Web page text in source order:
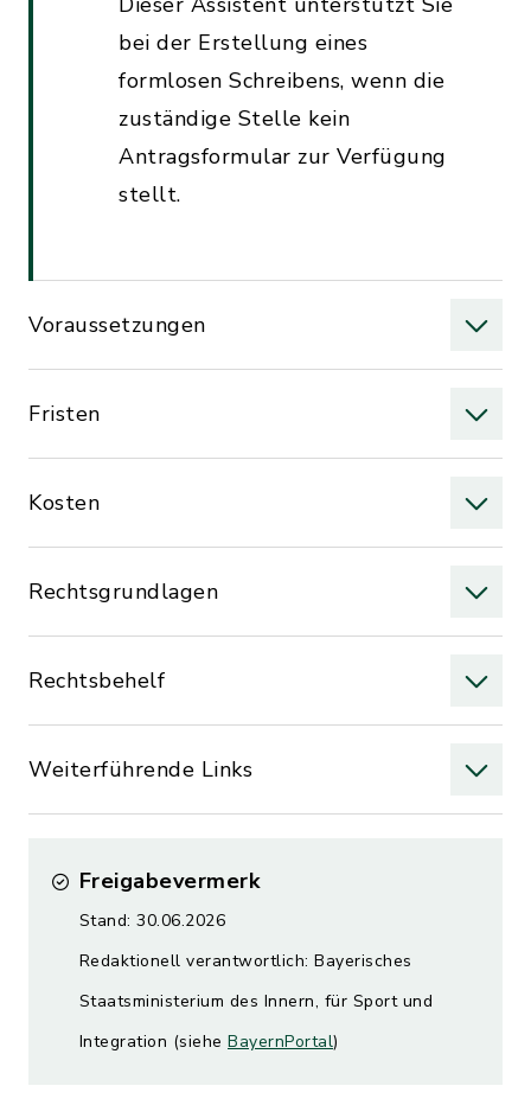
bei der Erstellung eines
formlosen Schreibens, wenn die
zuständige Stelle kein
Antragsformular zur Verfügung
stellt.
Voraussetzungen
Fristen
Kosten
Rechtsgrundlagen
Rechtsbehelf
Weiterführende Links
Freigabevermerk
Stand: 30.06.2026
Redaktionell verantwortlich: Bayerisches
Staatsministerium des Innern, für Sport und
Integration (siehe BayernPortal)